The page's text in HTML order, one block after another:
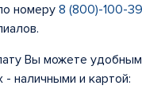
номеру 8 (800)-100-
Вы можете
- наличными и картой: